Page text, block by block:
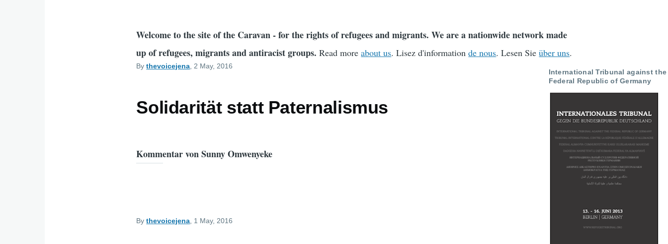
Welcome to the site of the Caravan - for the rights of refugees and migrants. We are a nationwide network made
up of refugees, migrants and antiracist groups.Read moreabout us. Lisez d'informationde nous. Lesen Sieüber uns.
Bythevoicejena , 2 May, 2016
Solidarität statt Paternalismus
Kommentar von Sunny Omwenyeke
Bythevoicejena , 1 May, 2016
International Tribunal against the
Federal Republic of Germany